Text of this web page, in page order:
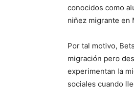
conocidos como
niñez migrante en
Por tal motivo,
migración pero
experimentan la
sociales cuando